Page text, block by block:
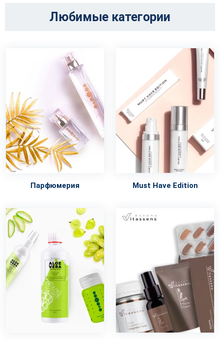
Любимые категории
Парфюмерия Must Have Edition